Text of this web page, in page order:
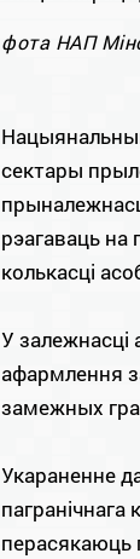
фота НАП
сектары
рэагаваць на
колькасці
У
афармлення
замежных
Укараненне
перасякаюць